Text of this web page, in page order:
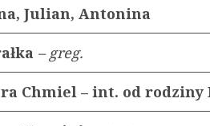
Julian, Antonina
– greg.
Chmiel – int. od rodziny